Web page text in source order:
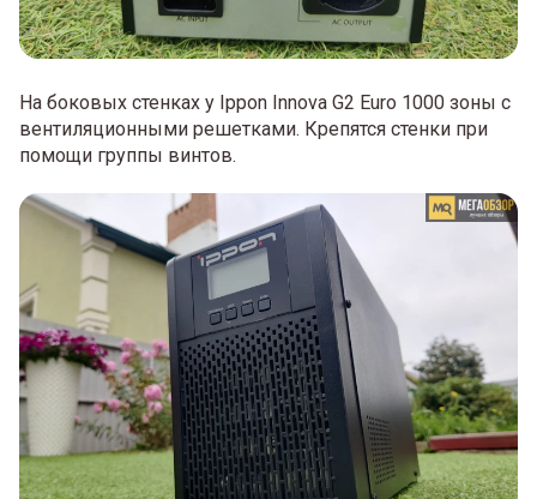
На боковых стенках у Ippon Innova G2 Euro 1000 зоны с
вентиляционными решетками. Крепятся стенки при
помощи группы винтов.